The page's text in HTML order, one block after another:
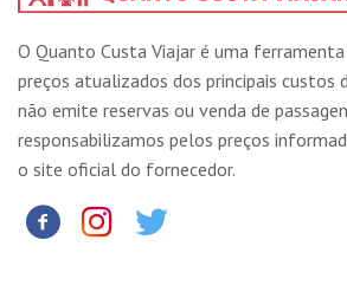
O Quanto Custa Viajar é uma
preços atualizados dos principais custos
não emite reservas ou venda de
responsabilizamos pelos preços
o site oficial do fornecedor.